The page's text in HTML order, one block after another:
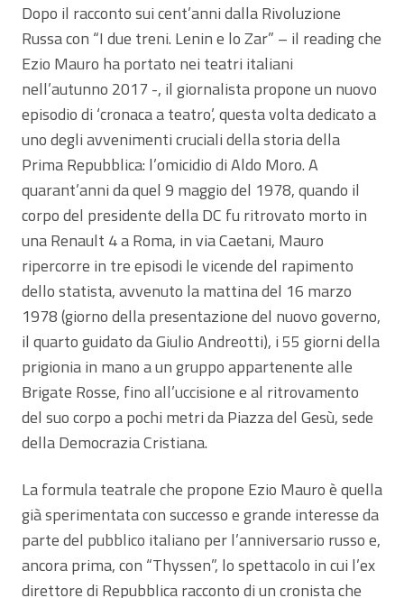
Dopo il racconto sui cent’anni dalla Rivoluzione
Russa con “I due treni. Lenin e lo Zar” – il reading che
Ezio Mauro ha portato nei teatri italiani
nell’autunno 2017 -, il giornalista propone un nuovo
episodio di ‘cronaca a teatro’, questa volta dedicato a
uno degli avvenimenti cruciali della storia della
Prima Repubblica: l’omicidio di Aldo Moro. A
quarant’anni da quel 9 maggio del 1978, quando il
corpo del presidente della DC fu ritrovato morto in
una Renault 4 a Roma, in via Caetani, Mauro
ripercorre in tre episodi le vicende del rapimento
dello statista, avvenuto la mattina del 16 marzo
1978 (giorno della presentazione del nuovo governo,
il quarto guidato da Giulio Andreotti), i 55 giorni della
prigionia in mano a un gruppo appartenente alle
Brigate Rosse, fino all’uccisione e al ritrovamento
del suo corpo a pochi metri da Piazza del Gesù, sede
della Democrazia Cristiana.
La formula teatrale che propone Ezio Mauro è quella
già sperimentata con successo e grande interesse da
parte del pubblico italiano per l’anniversario russo e,
ancora prima, con “Thyssen”, lo spettacolo in cui l’ex
direttore di Repubblica racconto di un cronista che